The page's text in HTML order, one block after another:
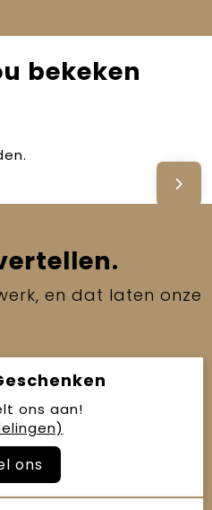
bekeken
en dat laten onze
ons aan!
ons